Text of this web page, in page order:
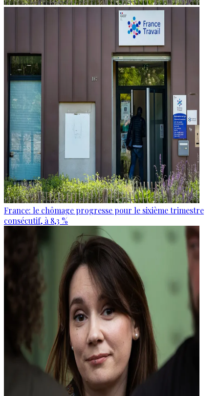
France: le chômage progresse pour le sixième trimestre
consécutif, à 8,3 %